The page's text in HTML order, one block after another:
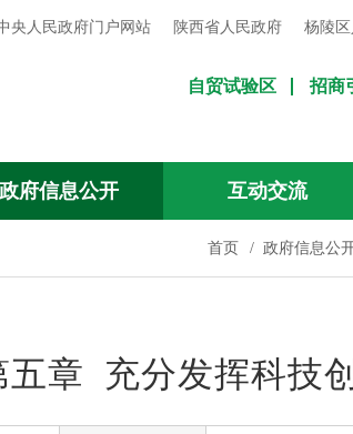
央人民政府门户网站 陕西省人民政府 杨陵
自贸试验区 招商
政府信息公开 互动交流
首页 / 政府信息公
章 充分发挥科技